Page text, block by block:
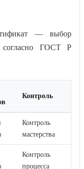
— выбор
согласно ГОСТ Р
Контроль
Контроль
мастерства
Контроль
процесса